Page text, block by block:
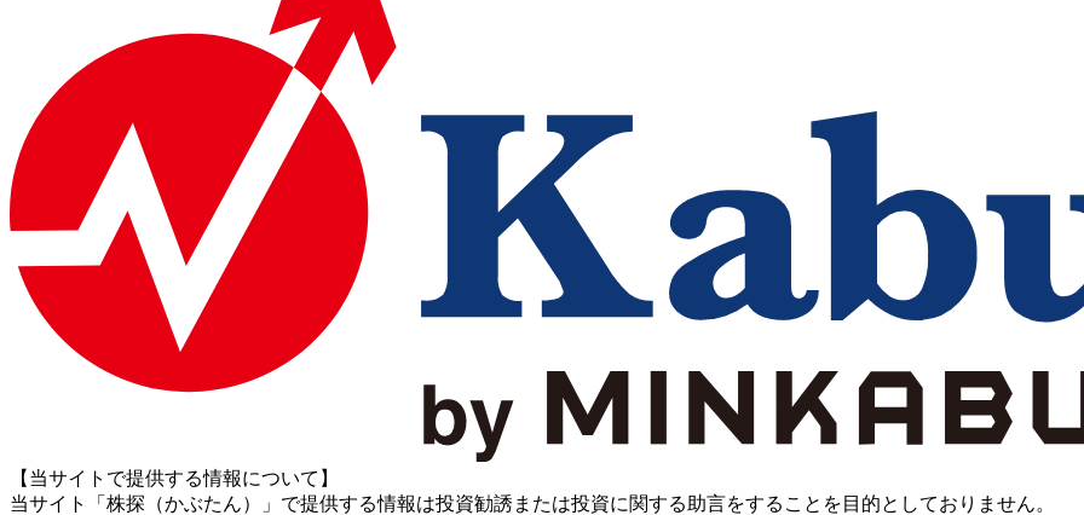
【当サイトで提供する情報について】
当サイト「株探（かぶたん）」で提供する情報は投資勧誘または投資に関する助言をすることを目的としておりません。